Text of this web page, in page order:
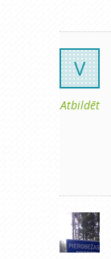
V
Atbildēt